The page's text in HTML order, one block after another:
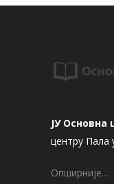
ЈУ Основна
центру Пала
Опширније…